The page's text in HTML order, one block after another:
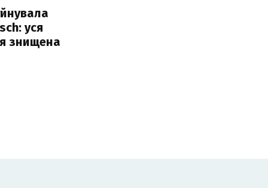
уся
знищена